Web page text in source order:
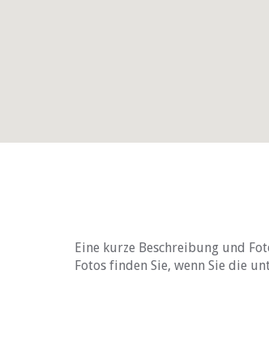
Eine kurze Beschreibung und
Fotos finden Sie, wenn Sie die